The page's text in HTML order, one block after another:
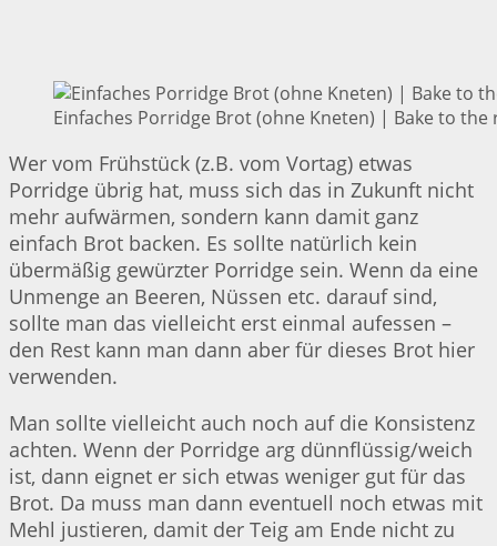
Einfaches Porridge Brot (ohne Kneten) | Bake to the
Wer vom Frühstück (z.B. vom Vortag) etwas
Porridge übrig hat, muss sich das in Zukunft nicht
mehr aufwärmen, sondern kann damit ganz
einfach Brot backen. Es sollte natürlich kein
übermäßig gewürzter Porridge sein. Wenn da eine
Unmenge an Beeren, Nüssen etc. darauf sind,
sollte man das vielleicht erst einmal aufessen –
den Rest kann man dann aber für dieses Brot hier
verwenden.
Man sollte vielleicht auch noch auf die Konsistenz
achten. Wenn der Porridge arg dünnflüssig/weich
ist, dann eignet er sich etwas weniger gut für das
Brot. Da muss man dann eventuell noch etwas mit
Mehl justieren, damit der Teig am Ende nicht zu